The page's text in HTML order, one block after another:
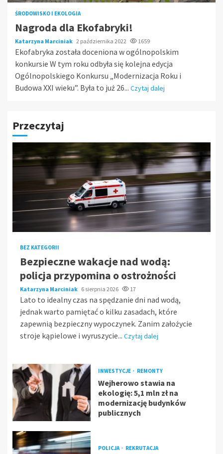
ŚRODOWISKO I EKOLOGIA
Nagroda dla Ekofabryki!
Katarzyna Marciniak 2 października 2022 1659
Ekofabryka została doceniona w ogólnopolskim
konkursie W tym roku odbyła się kolejna edycja
Ogólnopolskiego Konkursu „Modernizacja Roku i
Budowa XXI wieku”. Była to już 26... Czytaj dalej
Przeczytaj
BEZ KATEGORII
Bezpieczne wakacje nad wodą:
policja przypomina o ostrożności
Katarzyna Marciniak 6 sierpnia 2026 17
Lato to idealny czas na spędzanie dni nad wodą,
jednak warto pamiętać o kilku zasadach, które
zapewnią bezpieczny wypoczynek. Zanim założycie
stroje kąpielowe i wyruszycie... Czytaj dalej
INWESTYCJE REMONTY
Wejherowo stawia na
ekologię: 5,1 mln zł na
modernizację budynków
publicznych
POLICJA REKRUTACJA